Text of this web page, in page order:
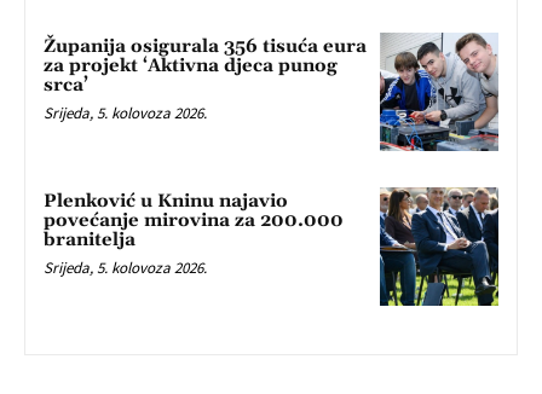
Županija osigurala 356 tisuća eura
za projekt ‘Aktivna djeca punog
srca’
Srijeda, 5. kolovoza 2026.
Plenković u Kninu najavio
povećanje mirovina za 200.000
branitelja
Srijeda, 5. kolovoza 2026.